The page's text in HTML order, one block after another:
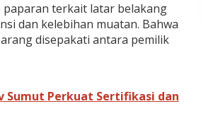
paparan terkait latar belakang
dan kelebihan muatan. Bahwa
disepakati antara pemilik
Sumut Perkuat Sertifikasi dan